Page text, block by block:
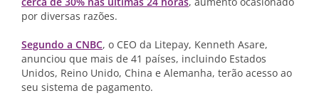
por diversas razões.
Segundo a CNBC, o CEO da Litepay, Kenneth Asare,
anunciou que mais de 41 países, incluindo Estados
Unidos, Reino Unido, China e Alemanha, terão acesso ao
seu sistema de pagamento.